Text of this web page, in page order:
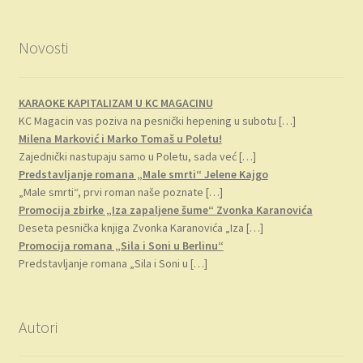
Novosti
KARAOKE KAPITALIZAM U KC MAGACINU
KC Magacin vas poziva na pesnički hepening u subotu […]
Milena Marković i Marko Tomaš u Poletu!
Zajednički nastupaju samo u Poletu, sada već[…]
Predstavljanje romana „Male smrti“ Jelene Kajgo
„Male smrti“, prvi roman naše poznate […]
Promocija zbirke „Iza zapaljene šume“ Zvonka Karanovića
Deseta pesnička knjiga Zvonka Karanovića „Iza […]
Promocija romana „Sila i Soni u Berlinu“
Predstavljanje romana „Sila i Soni u […]
Autori